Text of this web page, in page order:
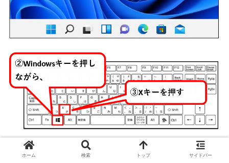
※キーの配置は、お使いのキーボードによって、若干異な
ホーム 検索 トップ サイドバー